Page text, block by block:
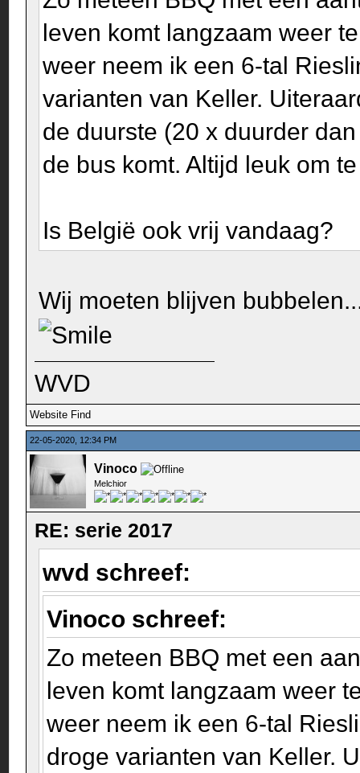
leven komt langzaam weer
weer neem ik een 6-tal
varianten van Keller.
de duurste (20 x duurder
de bus komt. Altijd leuk om
Is België ook vrij vandaag?
Wij moeten blijven
WVD
Website Find
22-05-2020, 12:34 PM
Vinoco
Melchior
RE: serie 2017
wvd schreef:
Vinoco schreef:
Zo meteen BBQ met een
leven komt langzaam weer
weer neem ik een 6-tal
droge varianten van Keller.